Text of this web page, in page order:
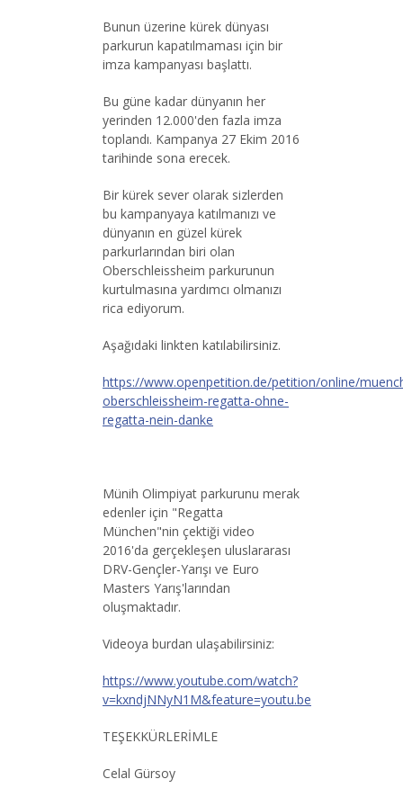
Bunun üzerine kürek dünyası
parkurun kapatılmaması için bir
imza kampanyası başlattı.
Bu güne kadar dünyanın her
yerinden 12.000'den fazla imza
toplandı. Kampanya 27 Ekim 2016
tarihinde sona erecek.
Bir kürek sever olarak sizlerden
bu kampanyaya katılmanızı ve
dünyanın en güzel kürek
parkurlarından biri olan
Oberschleissheim parkurunun
kurtulmasına yardımcı olmanızı
rica ediyorum.
Aşağıdaki linkten katılabilirsiniz.
https://www.openpetition.de/petition/online/
oberschleissheim-regatta-ohne-
regatta-nein-danke
Münih Olimpiyat parkurunu merak
edenler için "Regatta
München"nin çektiği video
2016'da gerçekleşen uluslararası
DRV-Gençler-Yarışı ve Euro
Masters Yarış'larından
oluşmaktadır.
Videoya burdan ulaşabilirsiniz:
https://www.youtube.com/watch?
v=kxndjNNyN1M&feature=youtu.be
TEŞEKKÜRLERİMLE
Celal Gürsoy